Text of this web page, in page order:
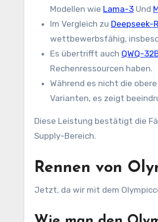
Modellen wie Lama-3 Und
Im Vergleich zu Deepseek-
wettbewerbsfähig,
Es übertrifft auch QWQ-
Rechenressourcen haben.
Während es nicht die
Varianten, es zeigt
Diese Leistung bestätigt die
Supply-Bereich.
Rennen von
Jetzt, da wir mit dem